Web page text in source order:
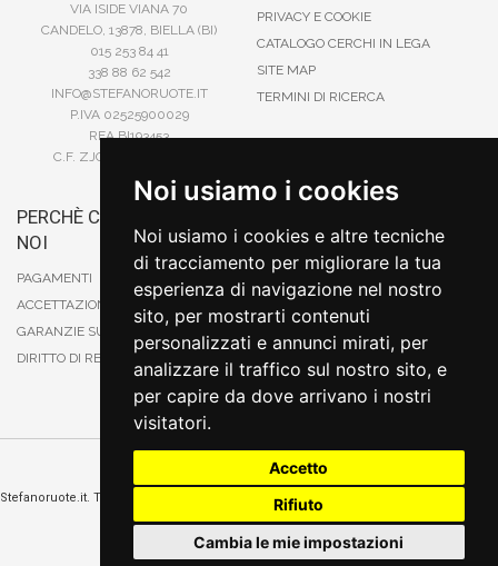
Noi usiamo i cookies
Noi usiamo i cookies e altre tecniche
di tracciamento per migliorare la tua
esperienza di navigazione nel nostro
sito, per mostrarti contenuti
personalizzati e annunci mirati, per
analizzare il traffico sul nostro sito, e
per capire da dove arrivano i nostri
visitatori.
Accetto
Rifiuto
Cambia le mie impostazioni
VIA ISIDE VIANA 70
CANDELO, 13878, BIELLA (BI)
015 253 84 41
338 88 62 542
INFO@STEFANORUOTE.IT
P.IVA 02525900029
REA BI193453
C.F. ZJOSFN73H14A859X
PRIVACY E COOKIE
CATALOGO CERCHI IN LEGA
SITE MAP
TERMINI DI RICERCA
PERCHÈ COMPRARE DA
NOI
PAGAMENTI
ACCETTAZIONE DEGLI ORDINI
GARANZIE SUI PRODOTTI
DIRITTO DI RECESSO
CARTA DI CREDITO
PAYPAL
CONTRASSEGNO
POSTEPAY
Stefanoruote.it. Tutti i diritti riservati. E' vietata la riproduzione anche parziali. Prezzi e
promozioni validi salvo errori o omissioni